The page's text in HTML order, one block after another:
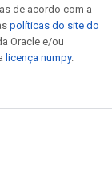
de acordo com a
políticas do site do
Oracle e/ou
licença numpy.